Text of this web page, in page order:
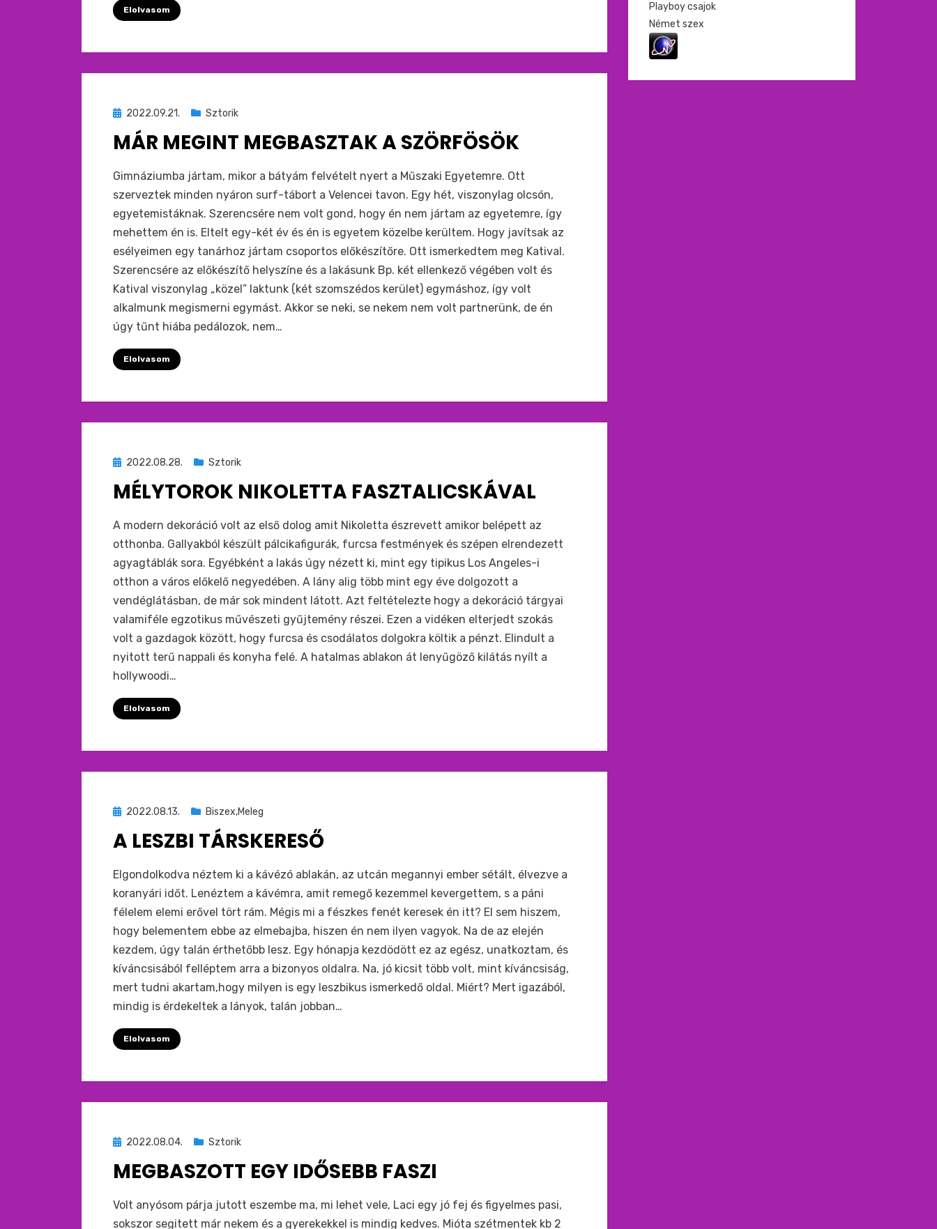
Elolvasom
Beküldve
2022.09.21. Sztorik
MÁR MEGINT MEGBASZTAK A SZÖRFÖSÖK
bymonkey
Gimnáziumba jártam, mikor a bátyám felvételt nyert a Műszaki Egyetemre. Ott
szerveztek minden nyáron surf-tábort a Velencei tavon. Egy hét, viszonylag olcsón,
egyetemistáknak. Szerencsére nem volt gond, hogy én nem jártam az egyetemre, így
mehettem én is. Eltelt egy-két év és én is egyetem közelbe kerültem. Hogy javítsak az
esélyeimen egy tanárhoz jártam csoportos előkészítőre. Ott ismerkedtem meg Katival.
Szerencsére az előkészítő helyszíne és a lakásunk Bp. két ellenkező végében volt és
Katival viszonylag „közel” laktunk (két szomszédos kerület) egymáshoz, így volt
alkalmunk megismerni egymást. Akkor se neki, se nekem nem volt partnerünk, de én
úgy tűnt hiába pedálozok, nem…
Elolvasom
Beküldve
2022.08.28. Sztorik
MÉLYTOROK NIKOLETTA FASZTALICSKÁVAL
bymonkey
A modern dekoráció volt az első dolog amit Nikoletta észrevett amikor belépett az
otthonba. Gallyakból készült pálcikafigurák, furcsa festmények és szépen elrendezett
agyagtáblák sora. Egyébként a lakás úgy nézett ki, mint egy tipikus Los Angeles-i
otthon a város előkelő negyedében. A lány alig több mint egy éve dolgozott a
vendéglátásban, de már sok mindent látott. Azt feltételezte hogy a dekoráció tárgyai
valamiféle egzotikus művészeti gyűjtemény részei. Ezen a vidéken elterjedt szokás
volt a gazdagok között, hogy furcsa és csodálatos dolgokra költik a pénzt. Elindult a
nyitott terű nappali és konyha felé. A hatalmas ablakon át lenyűgöző kilátás nyílt a
hollywoodi…
Elolvasom
Beküldve
:
2022.08.13. Biszex,Meleg
A LESZBI TÁRSKERESŐ
bymonkey
Elgondolkodva néztem ki a kávézó ablakán, az utcán megannyi ember sétált, élvezve a
koranyári időt. Lenéztem a kávémra, amit remegő kezemmel kevergettem, s a páni
félelem elemi erővel tört rám. Mégis mi a fészkes fenét keresek én itt? El sem hiszem,
hogy belementem ebbe az elmebajba, hiszen én nem ilyen vagyok. Na de az elején
kezdem, úgy talán érthetőbb lesz. Egy hónapja kezdödött ez az egész, unatkoztam, és
kíváncsisából felléptem arra a bizonyos oldalra. Na, jó kicsit több volt, mint kíváncsiság,
mert tudni akartam,hogy milyen is egy leszbikus ismerkedő oldal. Miért? Mert igazából,
mindig is érdekeltek a lányok, talán jobban…
Elolvasom
Beküldve
2022.08.04. Sztorik
MEGBASZOTT EGY IDŐSEBB FASZI
bymonkey
Volt anyósom párja jutott eszembe ma, mi lehet vele, Laci egy jó fej és figyelmes pasi,
sokszor segitett már nekem és a gyerekekkel is mindig kedves. Mióta szétmentek kb 2
Playboy csajok
Német szex